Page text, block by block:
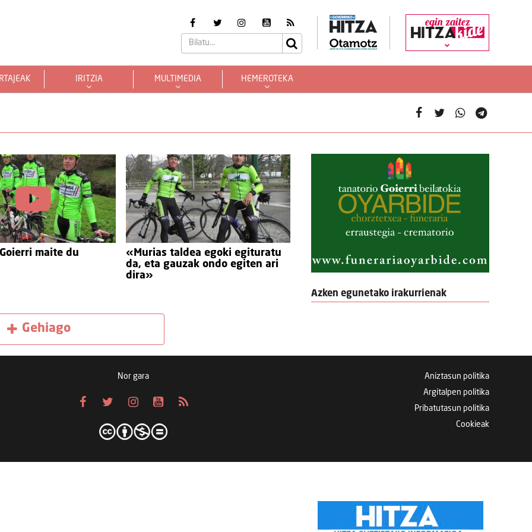
egin zaitez
IRITZIA MULTIMEDIA HEMEROTEKA
maite du
«Murias taldea egoki egituratu
da, eta gauzak ondo egiten ari
dira»
Gehiago
Azken egunetako irakurrienak
Nor gara
Aniztasun politika
Argitalpen politika
Pribatutasun politika
Cookieak